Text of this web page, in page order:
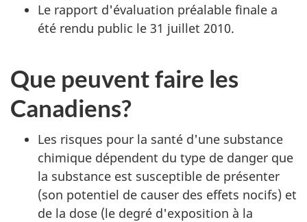
Le rapport d'évaluation préalable finale a
été rendu public le 31 juillet 2010.
Que peuvent faire les
Canadiens?
Les risques pour la santé d'une substance
chimique dépendent du type de danger que
la substance est susceptible de présenter
(son potentiel de causer des effets nocifs) et
de la dose (le degré d'exposition à la